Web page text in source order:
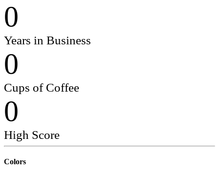
0
Years in Business
0
Cups of Coffee
0
High Score
Colors